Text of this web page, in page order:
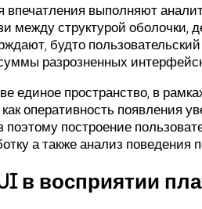
выполняют
между структурой оболочки,
будто
разрозненных
пространство, в
оперативность появления
построение
а также анализ поведения
в восприятии